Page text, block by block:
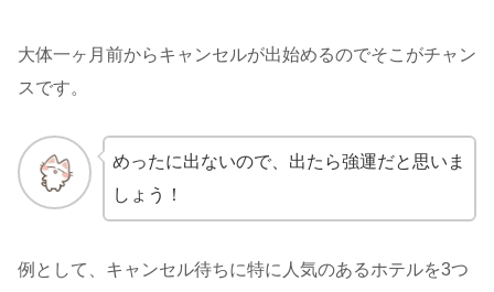
大体一ヶ月前からキャンセルが出始めるのでそこがチャン
スです。
めったに出ないので、出たら強運だと思いま
しょう！
例として、キャンセル待ちに特に人気のあるホテルを3つ